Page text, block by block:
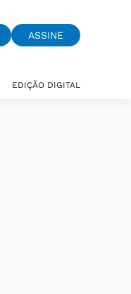
ASSINE
EDIÇÃO DIGITAL